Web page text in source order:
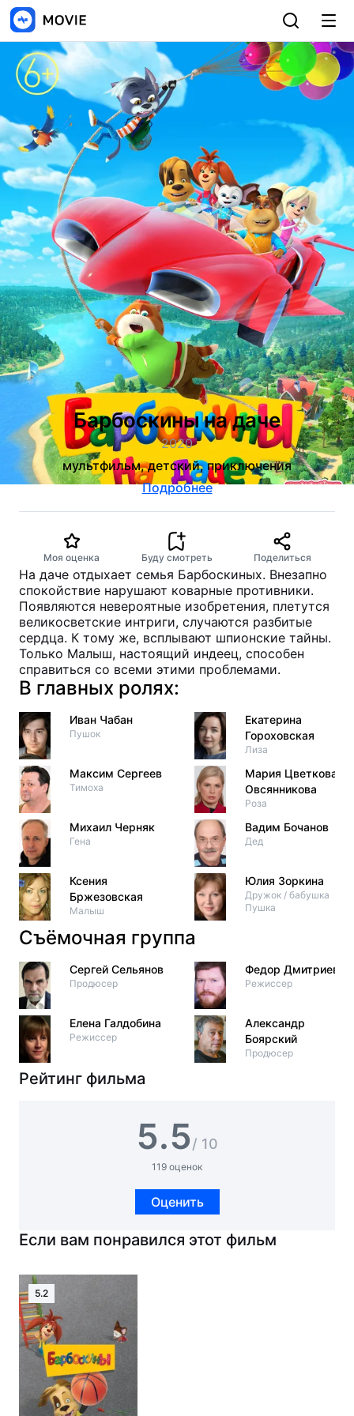
Барбоскины на даче
2020
мультфильм, детский, приключения
Подробнее
Моя оценка Буду смотреть Поделиться
На даче отдыхает семья Барбоскиных. Внезапно
спокойствие нарушают коварные противники.
Появляются невероятные изобретения, плетутся
великосветские интриги, случаются разбитые
сердца. К тому же, всплывают шпионские тайны.
Только Малыш, настоящий индеец, способен
справиться со всеми этими проблемами.
В главных ролях:
Иван Чабан
Пушок
Максим Сергеев
Тимоха
Михаил Черняк
Гена
Ксения
Бржезовская
Малыш
Екатерина
Гороховская
Лиза
Мария Цветкова-
Овсянникова
Роза
Вадим Бочанов
Дед
Юлия Зоркина
Дружок / бабушка
Пушка
Съёмочная группа
Сергей Сельянов
Продюсер
Елена Галдобина
Режиссер
Федор Дмитриев
Режиссер
Александр
Боярский
Продюсер
Рейтинг фильма
5.5/ 10
119 оценок
Оценить
Если вам понравился этот фильм
5.2